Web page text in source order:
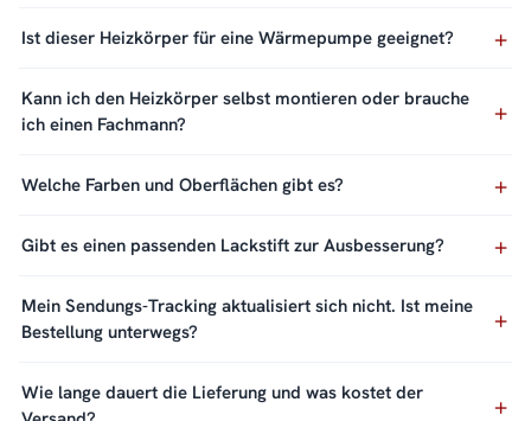
Ist dieser Heizkörper für eine Wärmepumpe geeignet?
Kann ich den Heizkörper selbst montieren oder brauche
ich einen Fachmann?
Welche Farben und Oberflächen gibt es?
Gibt es einen passenden Lackstift zur Ausbesserung?
Mein Sendungs-Tracking aktualisiert sich nicht. Ist meine
Bestellung unterwegs?
Wie lange dauert die Lieferung und was kostet der